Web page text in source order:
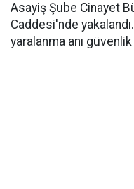
Asayiş Şube Cinayet
Caddesi'nde
yaralanma anı